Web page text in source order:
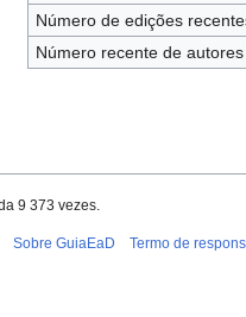
Número de edições
Número recente de
9 373 vezes.
Sobre GuiaEaD Termo de